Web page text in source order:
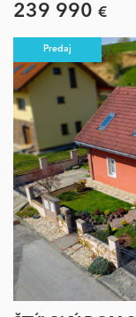
239 990 €
Predaj